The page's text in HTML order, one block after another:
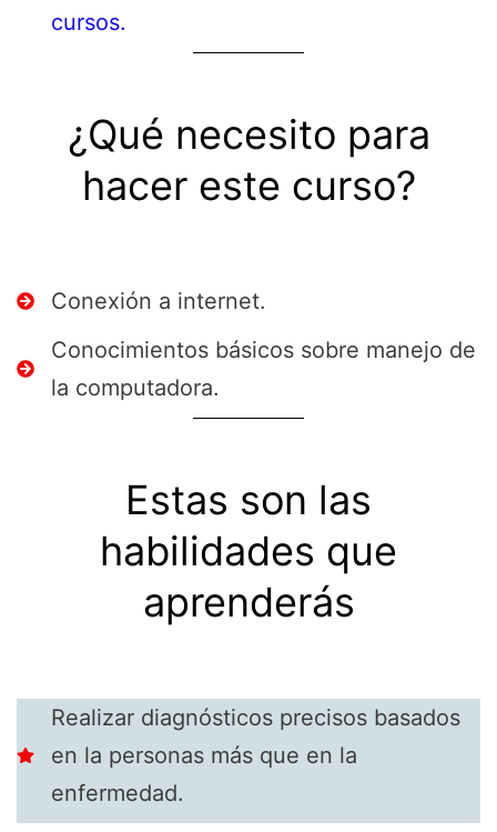
cursos.
¿Qué necesito para
hacer este curso?
Conexión a internet.
Conocimientos básicos sobre manejo de
la computadora.
Estas son las
habilidades que
aprenderás
Realizar diagnósticos precisos basados
en la personas más que en la
enfermedad.